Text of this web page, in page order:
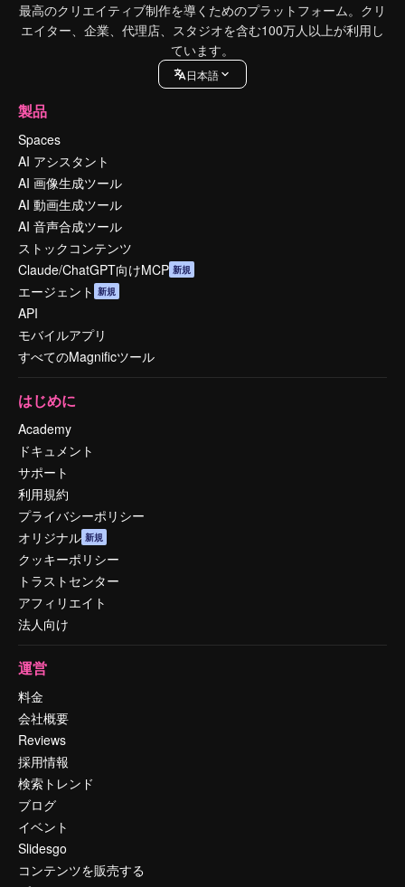
最高のクリエイティブ制作を導くためのプラットフォーム。クリ
エイター、企業、代理店、スタジオを含む100万人以上が利用し
ています。
日本語
製品
Spaces
AI アシスタント
AI 画像生成ツール
AI 動画生成ツール
AI 音声合成ツール
ストックコンテンツ
Claude/ChatGPT向けMCP 新規
エージェント 新規
API
モバイルアプリ
すべてのMagnificツール
はじめに
Academy
ドキュメント
サポート
利用規約
プライバシーポリシー
オリジナル 新規
クッキーポリシー
トラストセンター
アフィリエイト
法人向け
運営
料金
会社概要
Reviews
採用情報
検索トレンド
ブログ
イベント
Slidesgo
コンテンツを販売する